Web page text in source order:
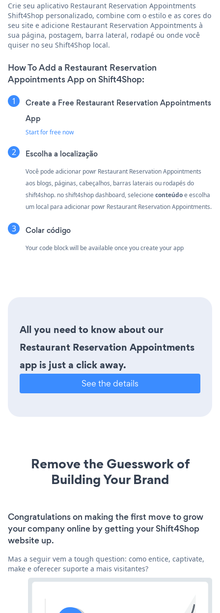
Crie seu aplicativo Restaurant Reservation Appointments
Shift4Shop personalizado, combine com o estilo e as cores do
seu site e adicione Restaurant Reservation Appointments à
sua página, postagem, barra lateral, rodapé ou onde você
quiser no seu Shift4Shop local.
How To Add a Restaurant Reservation
Appointments App on Shift4Shop:
Create a Free Restaurant Reservation Appointments
App
Start for free now
Escolha a localização
Você pode adicionar powr Restaurant Reservation Appointments
aos blogs, páginas, cabeçalhos, barras laterais ou rodapés do
shift4shop. no shift4shop dashboard, selecioneconteúdoe escolha
um local para adicionar powr Restaurant Reservation Appointments.
Colar código
Your code block will be available once you create your app
All you need to know about our
Restaurant Reservation Appointments
app is just a click away.
See the details
Remove the Guesswork of
Building Your Brand
Congratulations on making the first move to grow
your company online by getting your Shift4Shop
website up.
Mas a seguir vem a tough question: como entice, captivate,
make e oferecer suporte a mais visitantes?